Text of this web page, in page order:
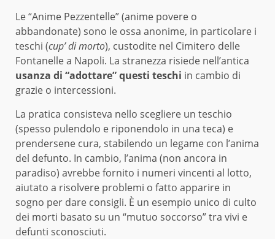
Le “Anime Pezzentelle” (anime povere o
abbandonate) sono le ossa anonime, in particolare i
teschi (cup’ di morto), custodite nel Cimitero delle
Fontanelle a Napoli. La stranezza risiede nell’antica
usanza di “adottare” questi teschi in cambio di
grazie o intercessioni.
La pratica consisteva nello scegliere un teschio
(spesso pulendolo e riponendolo in una teca) e
prendersene cura, stabilendo un legame con l’anima
del defunto. In cambio, l’anima (non ancora in
paradiso) avrebbe fornito i numeri vincenti al lotto,
aiutato a risolvere problemi o fatto apparire in
sogno per dare consigli. È un esempio unico di culto
dei morti basato su un “mutuo soccorso” tra vivi e
defunti sconosciuti.